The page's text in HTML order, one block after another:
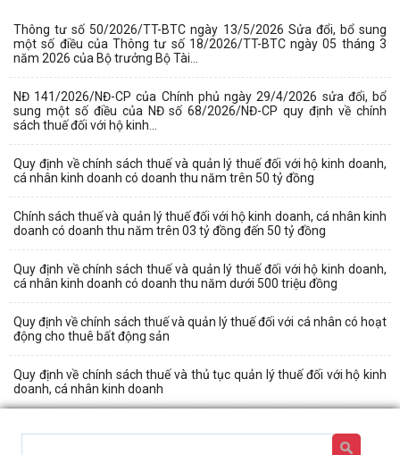
Thông tư số 50/2026/TT-BTC ngày 13/5/2026 Sửa đổi, bổ sung
một số điều của Thông tư số 18/2026/TT-BTC ngày 05 tháng 3
năm 2026 của Bộ trưởng Bộ Tài...
NĐ 141/2026/NĐ-CP của Chính phủ ngày 29/4/2026 sửa đổi, bổ
sung một số điều của NĐ số 68/2026/NĐ-CP quy định về chính
sách thuế đối với hộ kinh...
Quy định về chính sách thuế và quản lý thuế đối với hộ kinh doanh,
cá nhân kinh doanh có doanh thu năm trên 50 tỷ đồng
Chính sách thuế và quản lý thuế đối với hộ kinh doanh, cá nhân kinh
doanh có doanh thu năm trên 03 tỷ đồng đến 50 tỷ đồng
Quy định về chính sách thuế và quản lý thuế đối với hộ kinh doanh,
cá nhân kinh doanh có doanh thu năm dưới 500 triệu đồng
Quy định về chính sách thuế và quản lý thuế đối với cá nhân có hoạt
động cho thuê bất động sản
Quy định về chính sách thuế và thủ tục quản lý thuế đối với hộ kinh
doanh, cá nhân kinh doanh